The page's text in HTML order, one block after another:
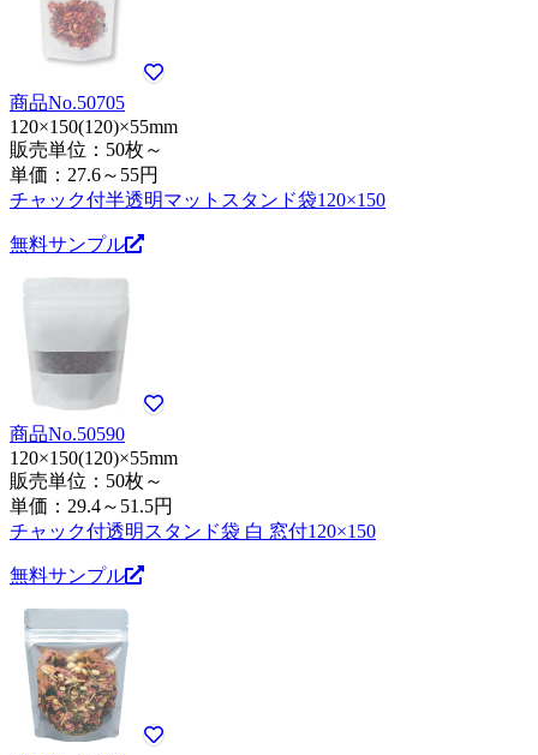
商品No.50705
120×150(120)×55mm
販売単位：50枚～
単価： 27.6～55円
チャック付半透明マットスタンド袋120×150
無料サンプル
商品No.50590
120×150(120)×55mm
販売単位：50枚～
単価： 29.4～51.5円
チャック付透明スタンド袋 白 窓付120×150
無料サンプル